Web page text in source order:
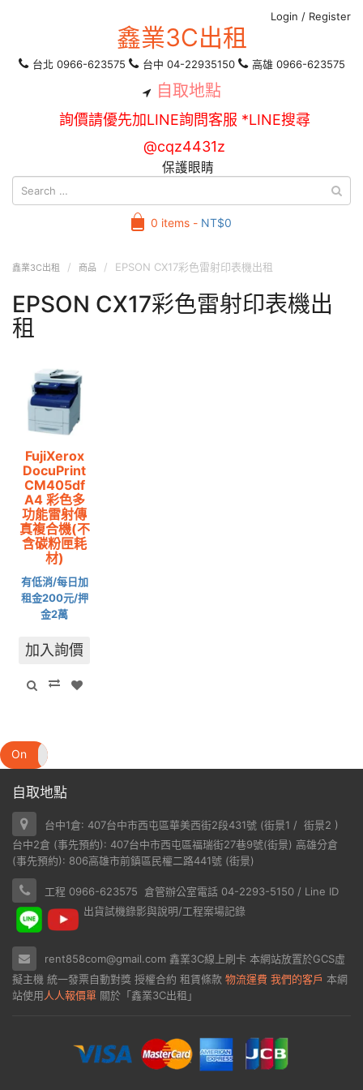
Login / Register
鑫業3C出租
台北 0966-623575 台中 04-22935150 高雄 0966-623575
自取地點
詢價請優先加LINE詢問客服 *LINE搜尋
@cqz4431z
保護眼睛
0 items - NT$0
鑫業3C出租 商品 EPSON CX17彩色雷射印表機出租
EPSON CX17彩色雷射印表機出
租
FujiXerox
DocuPrint
CM405df
A4 彩色多
功能雷射傳
真複合機(不
含碳粉匣耗
材)
有低消/每日加
租金200元/押
金2萬
加入詢價
On
自取地點
台中1倉: 407台中市西屯區華美西街2段431號 (街景1 / 街景2 )
台中2倉 (事先預約): 407台中市西屯區福瑞街27巷9號(街景) 高雄分倉
(事先預約): 806高雄市前鎮區民權二路441號 (街景)
工程 0966-623575 倉管辦公室電話 04-2293-5150 / Line ID
出貨試機錄影與說明/工程案場記錄
rent858com@gmail.com 鑫業3C線上刷卡 本網站放置於GCS虛
擬主機 統一發票自動對獎 授權合約 租賃條款 物流運費 我們的客戶 本網
站使用人人報價單 關於「鑫業3C出租」